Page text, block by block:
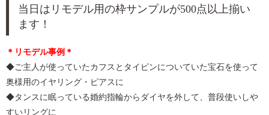
当日はリモデル用の枠サンプルが500点以上揃い
ます！
＊リモデル事例＊
◆ご主人が使っていたカフスとタイピンについていた宝石を使って
奥様用のイヤリング・ピアスに
◆タンスに眠っている婚約指輪からダイヤを外して、普段使いしや
すいリングに